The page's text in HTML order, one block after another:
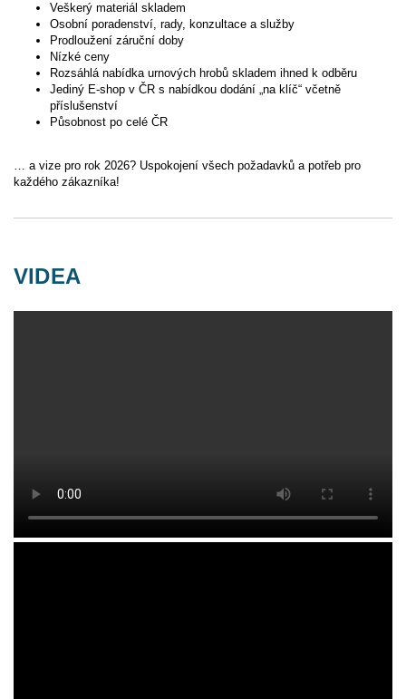
Veškerý materiál skladem
Osobní poradenství, rady, konzultace a služby
Prodloužení záruční doby
Nízké ceny
Rozsáhlá nabídka urnových hrobů skladem ihned k odběru
Jediný E-shop v ČR s nabídkou dodání „na klíč“ včetně
příslušenství
Působnost po celé ČR
… a vize pro rok 2026? Uspokojení všech požadavků a potřeb pro
každého zákazníka!
VIDEA